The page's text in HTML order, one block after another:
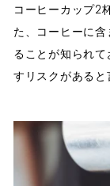
コーヒーカップ2
た、コーヒーに
ることが知られ
すリスクがあると